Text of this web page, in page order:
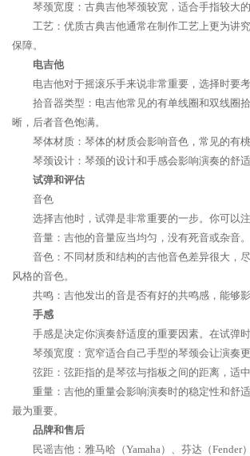
琴颈宽度：古典吉他琴颈较宽，适合手指较大的
工艺：优质古典吉他通常在制作工艺上更为讲
保障。
电吉他
电吉他对于摇滚乐手来说非常重要，选择时要
拾音器类型：电吉他常见的有单线圈和双线圈
晰，后者音色饱满。
琴体材质：琴体的材质会影响音色，常见的有
琴颈设计：琴颈的设计和手感会影响演奏的舒
试弹和评估
音色
选择吉他时，试弹是非常重要的一步。你可以
音量：吉他的音量应当均匀，没有死音或杂音。
音色：不同材质和结构的吉他音色差异很大，
风格的音色。
共鸣：吉他发出的音是否有好的共鸣感，能够影
手感
手感是决定你演奏舒适度的重要因素。在试弹
琴颈宽度：宽窄适合自己手型的琴颈会让演奏更
弦距：弦距指的是琴弦与指板之间的距离，适
重量：吉他的重量会影响演奏时的稳定性和舒
最为重要。
品牌和售后
民谣吉他：雅马哈（Yamaha）、芬达（Fender